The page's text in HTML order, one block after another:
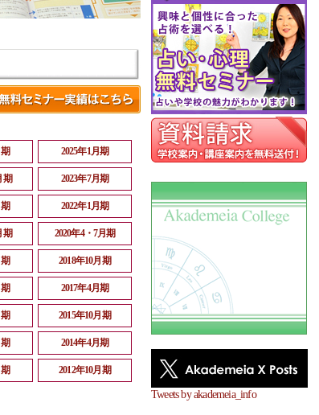
Tweets by akademeia_info
2025年1月期
期 2023年7月期
2022年1月期
期 2020年4・7月期
2018年10月期
2017年4月期
2015年10月期
2014年4月期
2012年10月期